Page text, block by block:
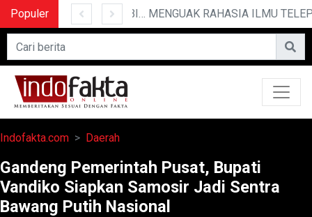
Populer MENGUAK RAHASIA ILMU TELEPATI
Indofakta.com Daerah
Gandeng Pemerintah Pusat, Bupati
Vandiko Siapkan Samosir Jadi Sentra
Bawang Putih Nasional